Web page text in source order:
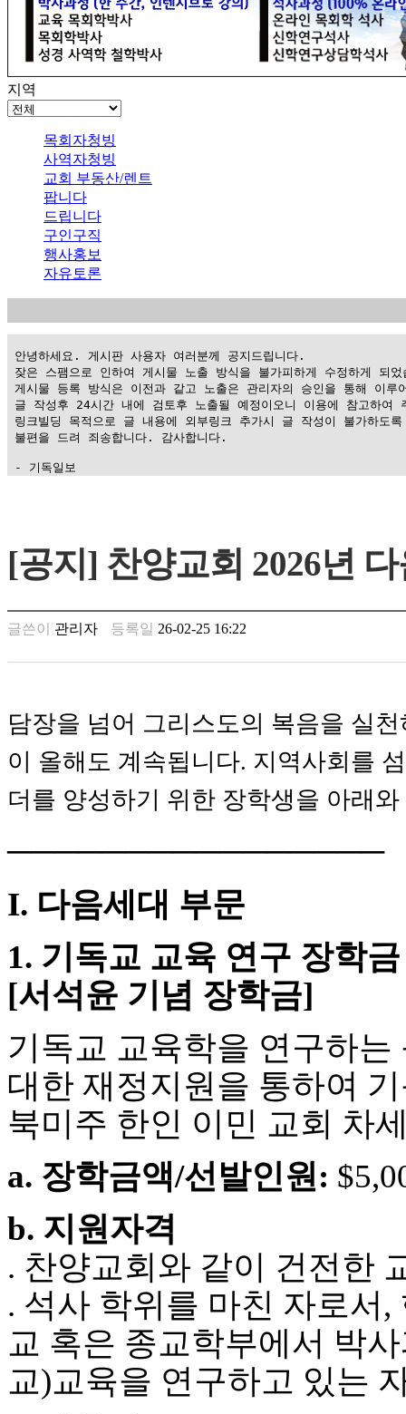
지역
목회자청빙
사역자청빙
교회 부동산/렌트
팝니다
드립니다
구인구직
행사홍보
자유토론
안녕하세요. 게시판 사용자 여러분께 공지드립니다.
잦은 스팸으로 인하여 게시물 노출 방식을 불가피하게 수정하게 되었
게시물 등록 방식은 이전과 같고 노출은 관리자의 승인을 통해 이루
글 작성후 24시간 내에 검토후 노출될 예정이오니 이용에 참고하여
링크빌딩 목적으로 글 내용에 외부링크 추가시 글 작성이 불가하도
불편을 드려 죄송합니다. 감사합니다.
- 기독일보
남
은
꼴
크
넷
소
합
장
마
러
약
국
주
소
우
아
릴
지
구
발
부
전
치
료
약
[공지] 찬양교회 2026년
글쓴이 관리자 등록일 26-02-25 16:22
담장을 넘어 그리스도의 복음을 실
이 올해도 계속됩니다. 지역사회를
더를 양성하기 위한 장학생을 아래
────────────────
I. 다음세대 부문
1. 기독교 교육 연구 장학금
[서석윤 기념 장학금]
기독교 교육학을 연구하는
대한 재정지원을 통하여
북미주 한인 이민 교회 차
a. 장학금액/선발인원:
b. 지원자격
. 찬양교회와 같이 건전한
. 석사 학위를 마친 자로서
교 혹은 종교학부에서 박
교)교육을 연구하고 있는